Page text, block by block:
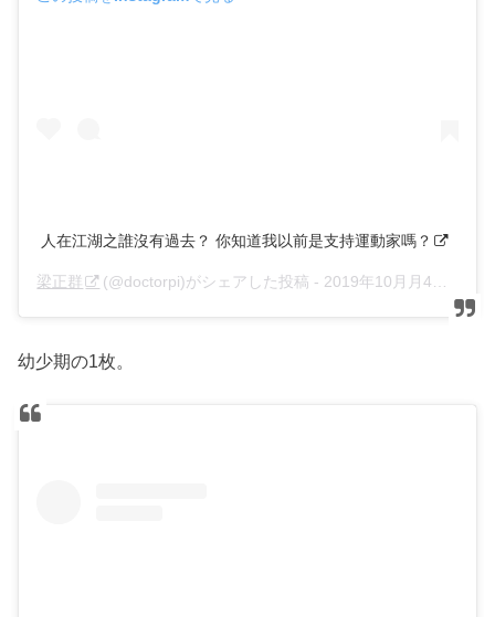
人在江湖之誰沒有過去？ 你知道我以前是支持運動家嗎？
梁正群 (@doctorpi)がシェアした投稿 - 2019年10月月4日午前7時48分PDT
幼少期の1枚。